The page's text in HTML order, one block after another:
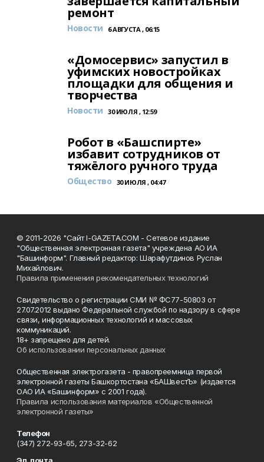
ремонт
Новости 6 АВГУСТА , 06:15
«Домосервис» запустил в
уфимских новостройках
площадки для общения и
творчества
Новости 30 ИЮЛЯ , 12:59
Робот в «Башспирте»
избавит сотрудников от
тяжёлого ручного труда
Общество 30 ИЮЛЯ , 04:47
© 2011-2026 "Сайт I-GAZETA.COM - Сетевое издание
"Общественная электронная газета" учреждена АО ИА
"Башинформ". Главный редактор: Шарафутдинов Руслан
Михайлович.
Правила применения рекомендательных технологий
Свидетельство о регистрации СМИ № ФС77-50803 от
27.07.2012 выдано Федеральной службой по надзору в сфере
связи, информационных технологий и массовых
коммуникаций.
18+ запрещено для детей.
Об использовании персональных данных
Общественная электрогазета - правопреемница первой
электронной газеты Башкортостана «БАШвестЪ» (издается
ОАО ИА «Башинформ» с 2001 года).
Правила использования материалов «Общественной
электронной газеты»
Телефон
(347) 272-93-65, 273-32-62